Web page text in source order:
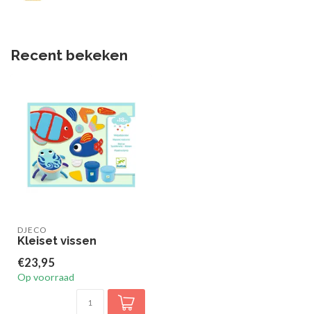
Recent bekeken
DJECO
Kleiset vissen
€23,95
Op voorraad